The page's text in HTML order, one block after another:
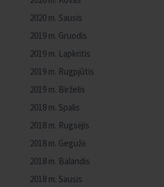
2020 m. Sausis
2019 m. Gruodis
2019 m. Lapkritis
2019 m. Rugpjūtis
2019 m. Birželis
2018 m. Spalis
2018 m. Rugsėjis
2018 m. Gegužė
2018 m. Balandis
2018 m. Sausis